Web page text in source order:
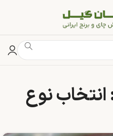
نوع